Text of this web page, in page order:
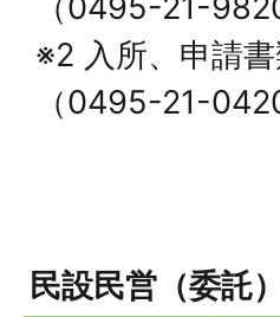
※2 入所、申請
（0495-21-
民設民営（委託